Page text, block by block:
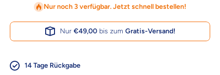
Nur noch 3 verfügbar. Jetzt schnell bestellen!
Nur €49,00bis zum Gratis-Versand!
14 Tage Rückgabe